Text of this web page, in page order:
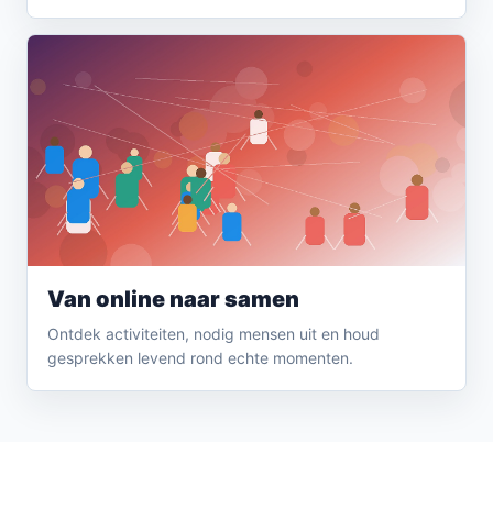
Van online naar samen
Ontdek activiteiten, nodig mensen uit en houd
gesprekken levend rond echte momenten.